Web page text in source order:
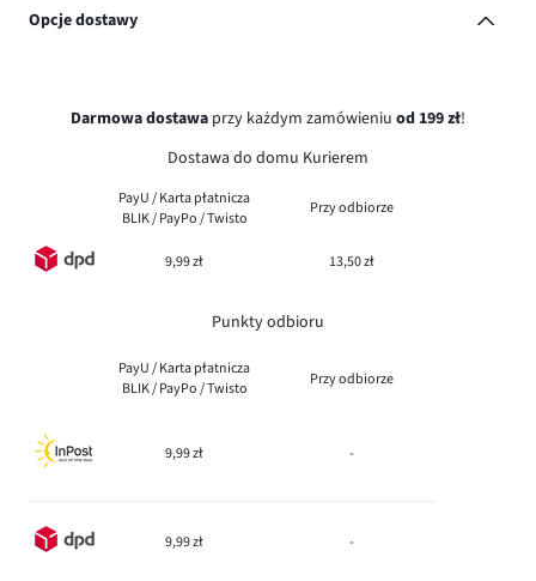
Opcje dostawy
Darmowa dostawa przy każdym zamówieniu od 199 zł!
Dostawa do domu Kurierem
PayU / Karta płatnicza
BLIK / PayPo / Twisto
Przy odbiorze
9,99 zł 13,50 zł
Punkty odbioru
PayU / Karta płatnicza
BLIK / PayPo / Twisto
Przy odbiorze
9,99 zł -
9,99 zł -